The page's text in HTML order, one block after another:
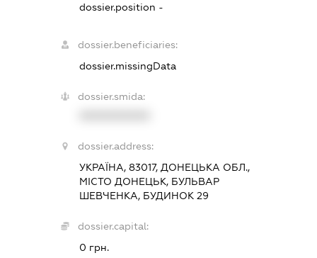
dossier.position -
dossier.beneficiaries:
dossier.missingData
dossier.smida:
dossier.address:
УКРАЇНА, 83017, ДОНЕЦЬКА ОБЛ.,
МІСТО ДОНЕЦЬК, БУЛЬВАР
ШЕВЧЕНКА, БУДИНОК 29
dossier.capital:
0 грн.